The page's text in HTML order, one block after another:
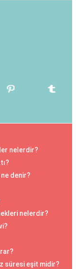
nelerdir?
denir?
nelerdir?
süresi eşit midir?